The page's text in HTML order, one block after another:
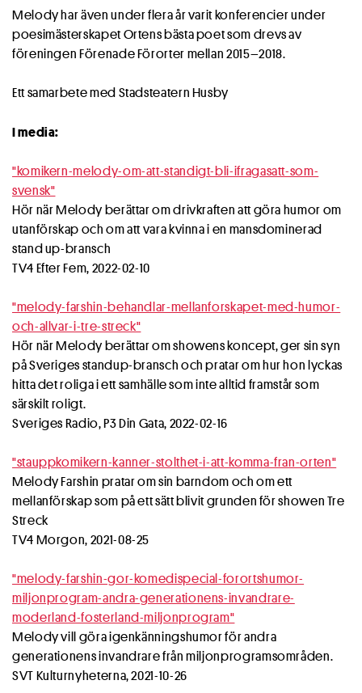
Melody har även under flera år varit konferencier under
poesimästerskapet Ortens bästa poet som drevs av
föreningen Förenade Förorter mellan 2015–2018.
Ett samarbete med Stadsteatern Husby
I media:
"komikern-melody-om-att-standigt-bli-ifragasatt-som-
svensk"
Hör när Melody berättar om drivkraften att göra humor om
utanförskap och om att vara kvinna i en mansdominerad
stand up-bransch
TV4 Efter Fem, 2022-02-10
"melody-farshin-behandlar-mellanforskapet-med-humor-
och-allvar-i-tre-streck"
Hör när Melody berättar om showens koncept, ger sin syn
på Sveriges standup-bransch och pratar om hur hon lyckas
hitta det roliga i ett samhälle som inte alltid framstår som
särskilt roligt.
Sveriges Radio, P3 Din Gata, 2022-02-16
"stauppkomikern-kanner-stolthet-i-att-komma-fran-orten"
Melody Farshin pratar om sin barndom och om ett
mellanförskap som på ett sätt blivit grunden för showen Tre
Streck
TV4 Morgon, 2021-08-25
"melody-farshin-gor-komedispecial-forortshumor-
miljonprogram-andra-generationens-invandrare-
moderland-fosterland-miljonprogram"
Melody vill göra igenkänningshumor för andra
generationens invandrare från miljonprogramsområden.
SVT Kulturnyheterna, 2021-10-26